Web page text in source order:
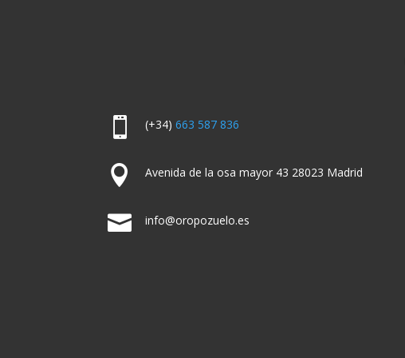
 (+34) 663 587 836
 Avenida de la osa mayor 43 28023 Madrid
 info@oropozuelo.es